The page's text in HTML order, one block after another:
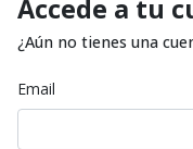
Accede a tu
¿Aún no tienes una
Email